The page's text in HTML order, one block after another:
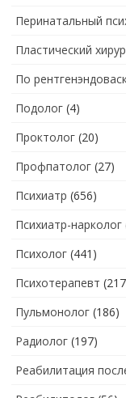
Перинатальный
Пластический
По
Подолог (4)
Проктолог (20)
Профпатолог (27)
Психиатр (656)
Психиатр-нарколог
Психолог (441)
Психотерапевт
Пульмонолог (186)
Радиолог (197)
Реабилитация